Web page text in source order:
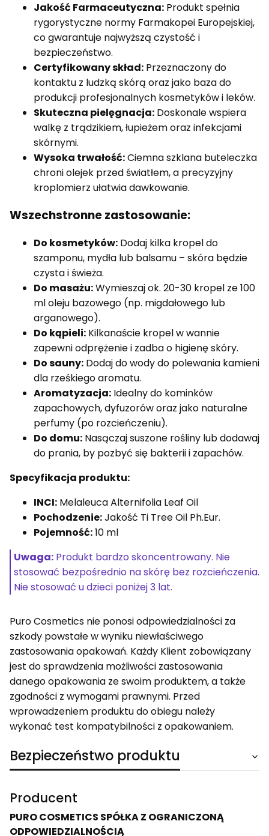
Jakość Farmaceutyczna: Produkt spełnia
rygorystyczne normy Farmakopei Europejskiej,
co gwarantuje najwyższą czystość i
bezpieczeństwo.
Certyfikowany skład: Przeznaczony do
kontaktu z ludzką skórą oraz jako baza do
produkcji profesjonalnych kosmetyków i leków.
Skuteczna pielęgnacja: Doskonale wspiera
walkę z trądzikiem, łupieżem oraz infekcjami
skórnymi.
Wysoka trwałość:Ciemna szklana buteleczka
chroni olejek przed światłem, a precyzyjny
kroplomierz ułatwia dawkowanie.
Wszechstronne zastosowanie:
Do kosmetyków: Dodaj kilka kropel do
szamponu, mydła lub balsamu – skóra będzie
czysta i świeża.
Do masażu:Wymieszaj ok. 20-30 kropel ze 100
ml oleju bazowego (np. migdałowego lub
arganowego).
Do kąpieli: Kilkanaście kropel w wannie
zapewni odprężenie i zadba o higienę skóry.
Do sauny: Dodaj do wody do polewania kamieni
dla rześkiego aromatu.
Aromatyzacja: Idealny do kominków
zapachowych, dyfuzorów oraz jako naturalne
perfumy (po rozcieńczeniu).
Do domu: Nasączaj suszone rośliny lub dodawaj
do prania, by pozbyć się bakterii i zapachów.
Specyfikacja produktu:
INCI: Melaleuca Alternifolia Leaf Oil
Pochodzenie:Jakość Ti Tree Oil Ph.Eur.
Pojemność:10 ml
Uwaga: Produkt bardzo skoncentrowany. Nie
stosować bezpośrednio na skórę bez rozcieńczenia.
Nie stosować u dzieci poniżej 3 lat.
Puro Cosmetics nie ponosi odpowiedzialności za
szkody powstałe w wyniku niewłaściwego
zastosowania opakowań. Każdy Klient zobowiązany
jest do sprawdzenia możliwości zastosowania
danego opakowania ze swoim produktem, a także
zgodności z wymogami prawnymi. Przed
wprowadzeniem produktu do obiegu należy
wykonać test kompatybilności z opakowaniem.
Bezpieczeństwo produktu
Producent
PURO COSMETICS SPÓŁKA Z OGRANICZONĄ
ODPOWIEDZIALNOŚCIĄ